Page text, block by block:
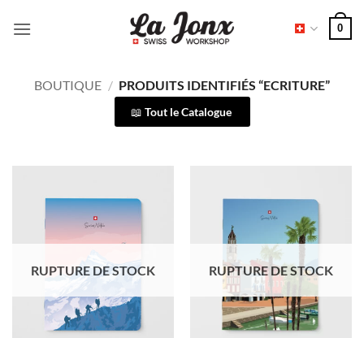
0
BOUTIQUE / PRODUITS IDENTIFIÉS “ECRITURE”
Tout le Catalogue
RUPTURE DE STOCK RUPTURE DE STOCK